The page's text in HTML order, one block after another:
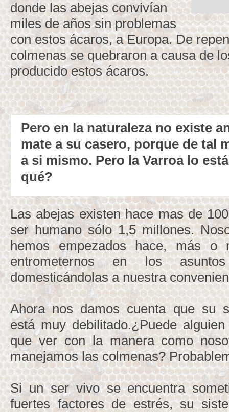
donde las abejas convivían
miles de años sin problemas
con estos ácaros, a Europa. De
colmenas se quebraron a causa de
producido estos ácaros.
Pero en la naturaleza no existe
mate a su casero, porque de tal
a si mismo. Pero la Varroa lo
qué?
Las abejas existen hace mas de
ser humano sólo 1,5 millones.
hemos empezados hace, más o
entrometernos en los
domesticándolas a nuestra
Ahora nos damos cuenta que su
está muy debilitado.¿Puede
que ver con la manera como
manejamos las colmenas?
Si un ser vivo se encuentra
fuertes factores de estrés, su